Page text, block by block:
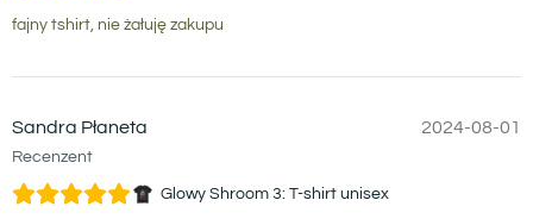
fajny tshirt, nie żałuję zakupu
Sandra Płaneta
Recenzent
2024-08-01
Glowy Shroom 3: T-shirt unisex